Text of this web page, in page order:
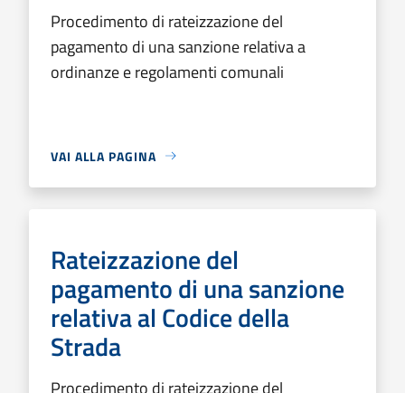
Procedimento di rateizzazione del
pagamento di una sanzione relativa a
ordinanze e regolamenti comunali
VAI ALLA PAGINA
Rateizzazione del
pagamento di una sanzione
relativa al Codice della
Strada
Procedimento di rateizzazione del